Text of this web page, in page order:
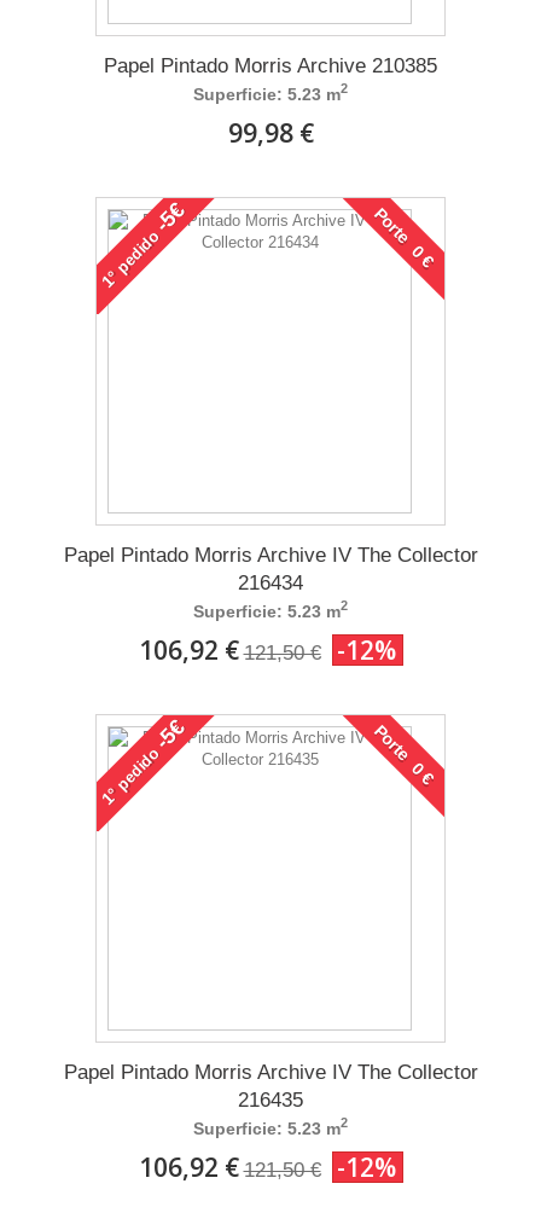
Papel Pintado Morris Archive 210385
Superficie: 5.23 m2
99,98 €
1°
pedido
-5€ Porte 0 €
Papel Pintado Morris Archive IV The Collector
216434
Superficie: 5.23 m2
106,92 € 121,50 € -12%
1°
pedido
-5€ Porte 0 €
Papel Pintado Morris Archive IV The Collector
216435
Superficie: 5.23 m2
106,92 € 121,50 € -12%